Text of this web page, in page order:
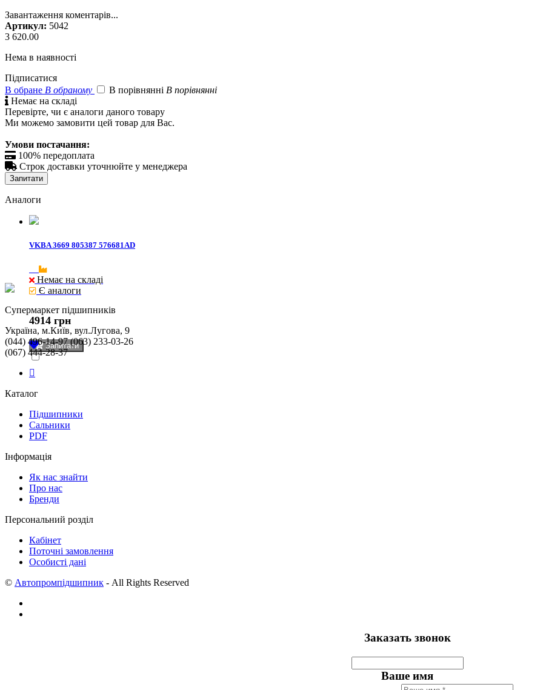
Завантаження коментарів...
Артикул: 5042
3 620.00
Нема в наявності
Підписатися
В обране В обраному В порівнянні В порівнянні
 Немає на складі
Перевірте, чи є аналоги даного товару
Ми можемо замовити цей товар для Вас.
Умови постачання:
 100% передоплата
 Строк доставки уточнюйте у менеджера
Запитати
Аналоги
VKBA 3669 805387 576681AD
Немає на складі
Є аналоги
4914 грн
Запитати
Cупермаркет підшипників
Україна, м.Київ, вул.Лугова, 9
(044) 496-14-97 (063) 233-03-26
(067) 444-28-37
Каталог
Підшипники
Сальники
PDF
Інформація
Як нас знайти
Про нас
Бренди
Персональний розділ
Кабінет
Поточні замовлення
Особисті дані
© Автопромпідшипник - All Rights Reserved
Заказать звонок
Ваше имя